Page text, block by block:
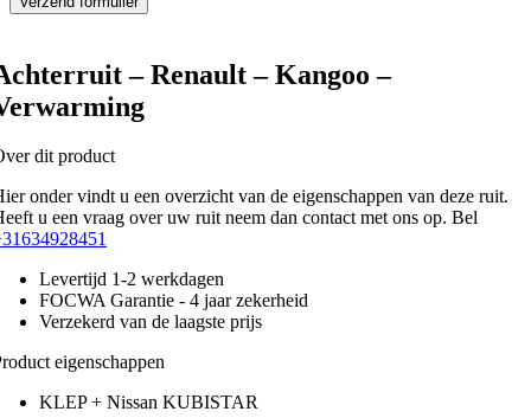
– Renault – Kangoo –
dit product
onder vindt u een overzicht van de eigenschappen van deze ruit.
u een vraag over uw ruit neem dan contact met ons op. Bel
Levertijd 1-2 werkdagen
FOCWA Garantie - 4 jaar zekerheid
Verzekerd van de laagste prijs
eigenschappen
KLEP + Nissan KUBISTAR